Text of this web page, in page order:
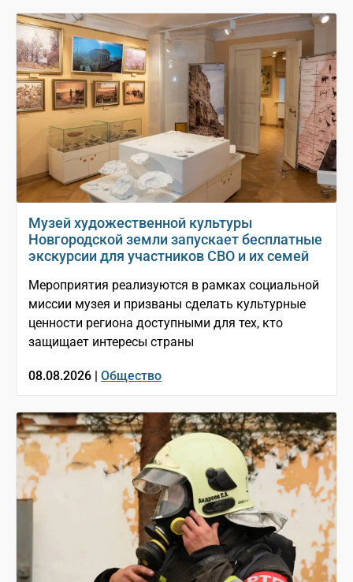
Музей художественной культуры
Новгородской земли запускает бесплатные
экскурсии для участников СВО и их семей
Мероприятия реализуются в рамках социальной
миссии музея и призваны сделать культурные
ценности региона доступными для тех, кто
защищает интересы страны
08.08.2026 | Общество